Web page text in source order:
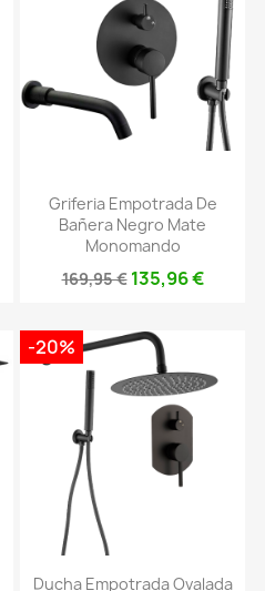
Griferia Empotrada De
Bañera Negro Mate
Monomando
169,95 € 135,96 €
Ducha Empotrada Ovalada
-20%